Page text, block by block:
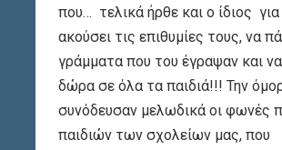
που… τελικά ήρθε και ο ίδιος
ακούσει τις επιθυμίες τους, να
γράμματα που του έγραψαν και
δώρα σε όλα τα παιδιά!!! Την
συνόδευσαν μελωδικά οι φωνές
παιδιών των σχολείων μας, που